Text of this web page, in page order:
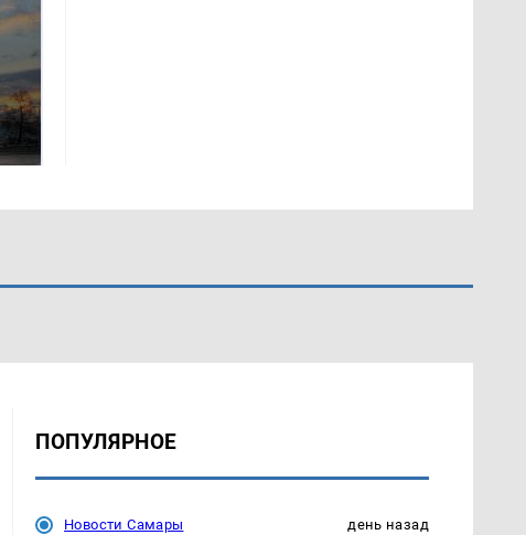
ПОПУЛЯРНОЕ
Новости Самары день назад